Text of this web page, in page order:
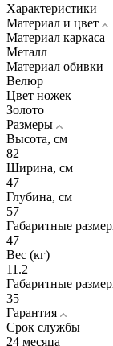
Характеристики
Материал и цвет
Материал каркаса
Металл
Материал обивки
Велюр
Цвет ножек
Золото
Размеры
Высота, см
82
Ширина, см
47
Глубина, см
57
Габаритные
47
Вес (кг)
11.2
Габаритные
35
Гарантия
Срок службы
24 месяца